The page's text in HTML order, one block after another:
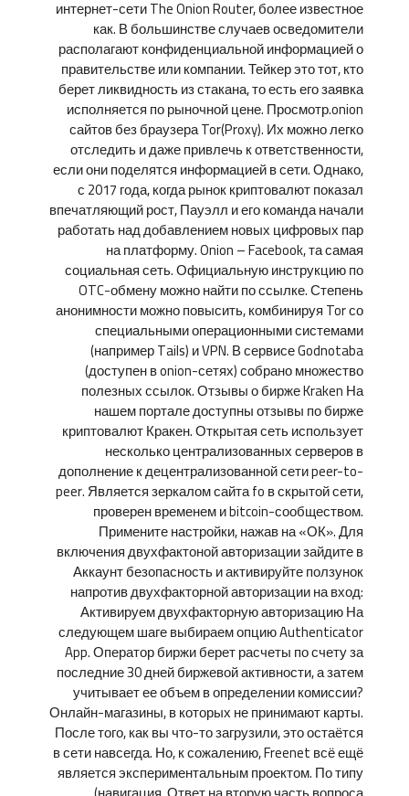
интернет-сети The Onion Router, более известное
как. В большинстве случаев осведомители
располагают конфиденциальной информацией о
правительстве или компании. Тейкер это тот, кто
берет ликвидность из стакана, то есть его заявка
исполняется по рыночной цене. Просмотр.onion
сайтов без браузера Tor(Proxy). Их можно легко
отследить и даже привлечь к ответственности,
если они поделятся информацией в сети. Однако,
с 2017 года, когда рынок криптовалют показал
впечатляющий рост, Пауэлл и его команда начали
работать над добавлением новых цифровых пар
на платформу. Onion – Facebook, та самая
социальная сеть. Официальную инструкцию по
OTC-обмену можно найти по ссылке. Степень
анонимности можно повысить, комбинируя Tor со
специальными операционными системами
(например Tails) и VPN. В сервисе Godnotaba
(доступен в onion-сетях) собрано множество
полезных ссылок. Отзывы о бирже Kraken На
нашем портале доступны отзывы по бирже
криптовалют Кракен. Открытая сеть использует
несколько централизованных серверов в
дополнение к децентрализованной сети peer-to-
peer. Является зеркалом сайта fo в скрытой сети,
проверен временем и bitcoin-сообществом.
Примените настройки, нажав на «ОК». Для
включения двухфактоной авторизации зайдите в
Аккаунт безопасность и активируйте ползунок
напротив двухфакторной авторизации на вход:
Активируем двухфакторную авторизацию На
следующем шаге выбираем опцию Authenticator
App. Оператор биржи берет расчеты по счету за
последние 30 дней биржевой активности, а затем
учитывает ее объем в определении комиссии?
Онлайн-магазины, в которых не принимают карты.
После того, как вы что-то загрузили, это остаётся
в сети навсегда. Но, к сожалению, Freenet всё ещё
является экспериментальным проектом. По типу